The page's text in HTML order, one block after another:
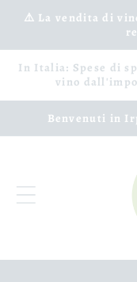
Vai
direttamente
⚠️ La vendita di
In Italia: Spese di
vino
Benvenuti in